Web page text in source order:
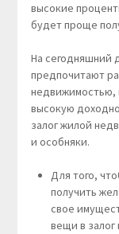
высокие
будет проще
На сегодняшний
предпочитают
недвижимостью,
высокую
залог жилой
и особняки.
Для того,
получить
свое
вещи в залог